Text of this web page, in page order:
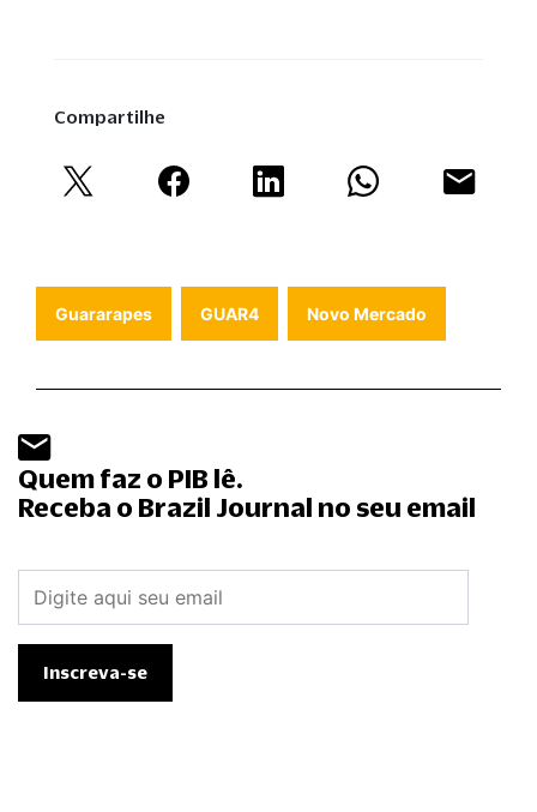
Compartilhe
Guararapes GUAR4 Novo Mercado
Quem faz o PIB lê.
Receba o Brazil Journal no seu email